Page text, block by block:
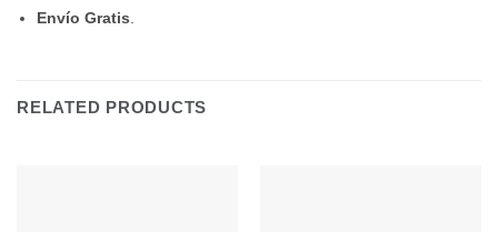
Envío Gratis
RELATED PRODUCTS